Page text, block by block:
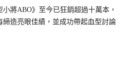
將ABO》至今已狂銷超過十萬本，
締造亮眼佳績，並成功帶起血型討論